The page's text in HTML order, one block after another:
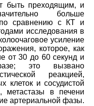
быть преходящим, и
больше
по сравнению с КТ и
исследования в
усиление
которое, как
от 30 до 60 секунд и
это вызвано
реакцией,
клеток и сосудистой
метастазы в печени
артериальной фазы.